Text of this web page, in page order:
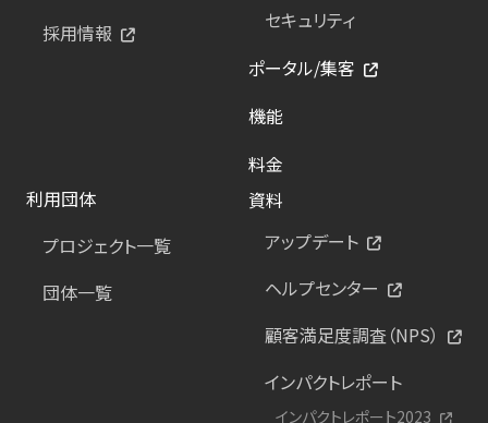
採用情報
セキュリティ
ポータル/集客
機能
料金
利用団体
プロジェクト一覧
団体一覧
資料
アップデート
ヘルプセンター
顧客満足度調査（NPS）
インパクトレポート
インパクトレポート2023